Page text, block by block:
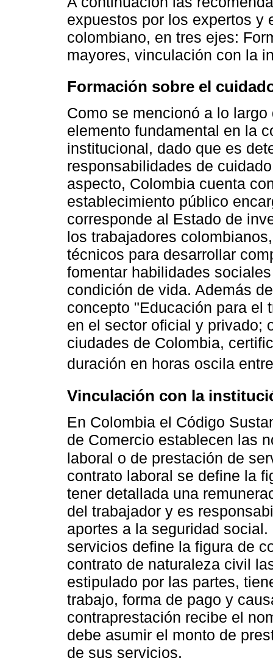
expuestos por los expertos y
colombiano, en tres ejes:
mayores, vinculación con la
Formación sobre el
Como se mencionó a lo
elemento fundamental en la
institucional, dado que es
responsabilidades de
aspecto, Colombia cuenta
establecimiento público
corresponde al Estado de
los trabajadores
técnicos para desarrollar
fomentar habilidades
condición de vida. Además
concepto "Educación para el
en el sector oficial y privado;
ciudades de Colombia,
duración en horas oscila
Vinculación con la
En Colombia el Código
de Comercio establecen las
laboral o de prestación de
contrato laboral se define la
tener detallada una
del trabajador y es
aportes a la seguridad
servicios define la figura de
contrato de naturaleza civil
estipulado por las partes,
trabajo, forma de pago y
contraprestación recibe el
debe asumir el monto de
de sus servicios.